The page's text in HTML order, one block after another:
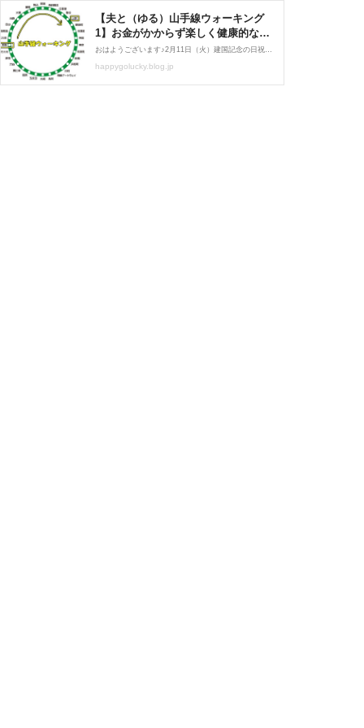
【夫と（ゆる）山手線ウォーキング
1】お金がかからず楽しく健康的な休
日の過ごし方✨新宿駅からスタート！
: happy-go-lucky -心地いい暮らし
おはようございます♪2月11日（火）建国記念の日祝日でお休みだったので、夫と二人で（ゆる）山手線ウォーキングしてきました✨「山手線ウォーキング」というのは、言わずと知れた都心を環状に走るJR山手線（1周34.5km）の周囲を歩くというもの。線路沿いに道路がない場所も
happygolucky.blog.jp